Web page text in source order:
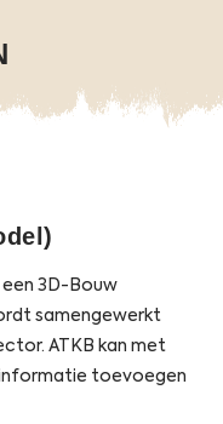
een 3D-Bouw
samengewerkt
ATKB kan met
toevoegen